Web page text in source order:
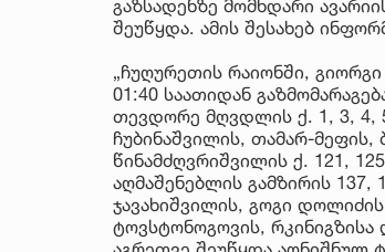
გაზსადენზე მომხდარი
შეუწყდა. ამის შესახებ
„ჩუღურეთის რაიონში,
01:40 საათიდან
თევდორე მღვდლის ქ. 1, 3, 4,
ჩუბინაშვილის, თამარ-
წინამძღვრიშვილის ქ. 121,
აღმაშენებლის გამზირის 137,
ჯავახიშვილის, გოგი
ტოვსტონოგოვის, რკინიგზისა